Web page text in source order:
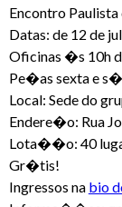
Encontro
Datas: de 12 de
Oficinas �s 10h
Pe�as sexta e
Local: Sede do
Endere�o: Rua
Lota��o: 40
Gr�tis!
Ingressos na bio